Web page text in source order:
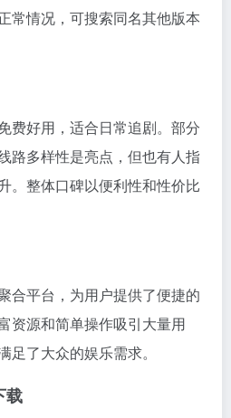
常情况，可搜索同名其他版本
费好用，适合日常追剧。部分
路多样性是亮点，但也有人指
。整体口碑以便利性和性价比
合平台，为用户提供了便捷的
资源和简单操作吸引大量用
足了大众的娱乐需求。
载